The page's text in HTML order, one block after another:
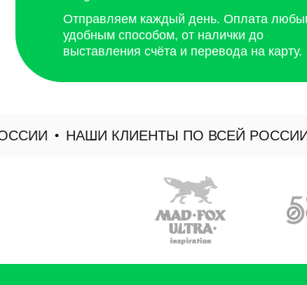
НАШИ КЛИЕНТЫ ПО ВСЕЙ РОССИИ